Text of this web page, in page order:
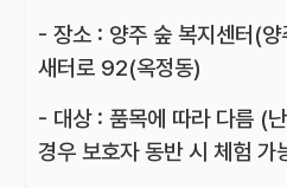
- 장소 : 양주 숲 복지센터(
새터로 92(옥정동)
- 대상 : 품목에 따라 다름 (
경우 보호자 동반 시 체험 가